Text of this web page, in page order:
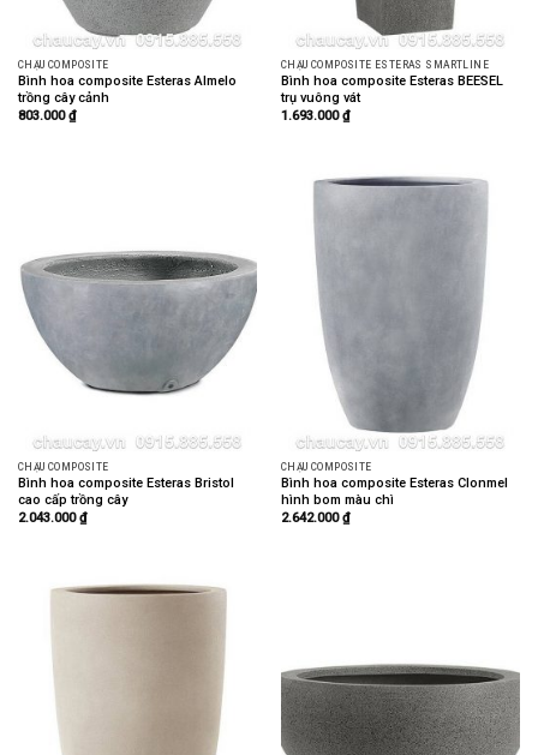
CHẬU COMPOSITE
Bình hoa composite Esteras Almelo
trồng cây cảnh
803.000₫
CHẬU COMPOSITE ESTERAS SMARTLINE
Bình hoa composite Esteras BEESEL
trụ vuông vát
1.693.000₫
CHẬU COMPOSITE
Bình hoa composite Esteras Bristol
cao cấp trồng cây
2.043.000₫
CHẬU COMPOSITE
Bình hoa composite Esteras Clonmel
hình bom màu chì
2.642.000₫